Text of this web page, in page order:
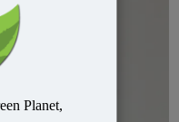
Planet,